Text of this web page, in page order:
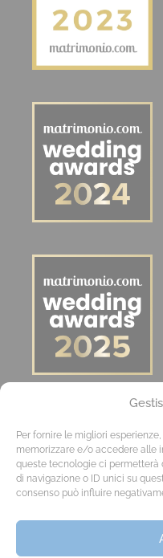
Per fornire le migliori
memorizzare e/o accedere alle
queste tecnologie ci
di navigazione o ID unici su
consenso può influire